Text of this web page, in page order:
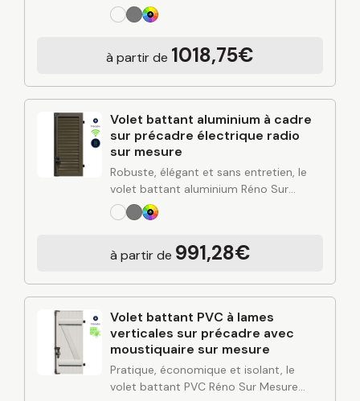
Mesure apporte une solution durable
pour protéger et valoriser votre
rigidité de l’aluminium et finitions…
à partir de 1018,75€
Volet battant aluminium à cadre
sur précadre électrique radio
sur mesure
Robuste, élégant et sans entretien, le
volet battant aluminium Réno Sur
Mesure apporte une solution durable
pour protéger et valoriser votre
rigidité de l’aluminium et finitions…
à partir de 991,28€
Volet battant PVC à lames
verticales sur précadre avec
moustiquaire sur mesure
Pratique, économique et isolant, le
volet battant PVC Réno Sur Mesure